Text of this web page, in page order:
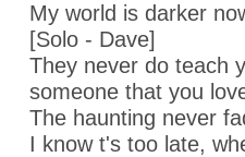
My world is darker
[Solo - Dave]
They never do teach
someone that you
The haunting never
I know t's too late,